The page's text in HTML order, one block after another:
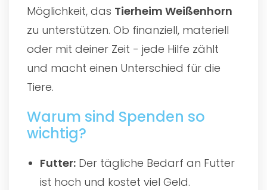
Möglichkeit, das Tierheim Weißenhorn
zu unterstützen. Ob finanziell, materiell
oder mit deiner Zeit - jede Hilfe zählt
und macht einen Unterschied für die
Tiere.
Warum sind Spenden so
wichtig?
Futter: Der tägliche Bedarf an Futter
ist hoch und kostet viel Geld.